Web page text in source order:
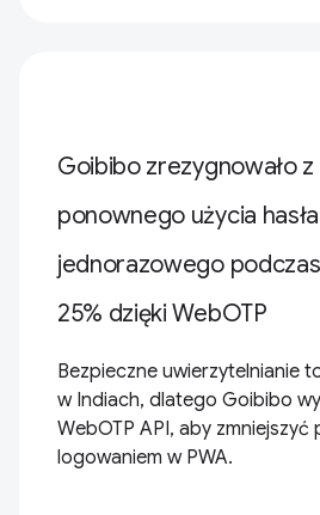
Goibibo zrezygnowało
ponownego użycia hasła
jednorazowego
25% dzięki WebOTP
Bezpieczne uwierzytelnianie
w Indiach, dlatego Goibibo
WebOTP API, aby zmniejszyć
logowaniem w PWA.